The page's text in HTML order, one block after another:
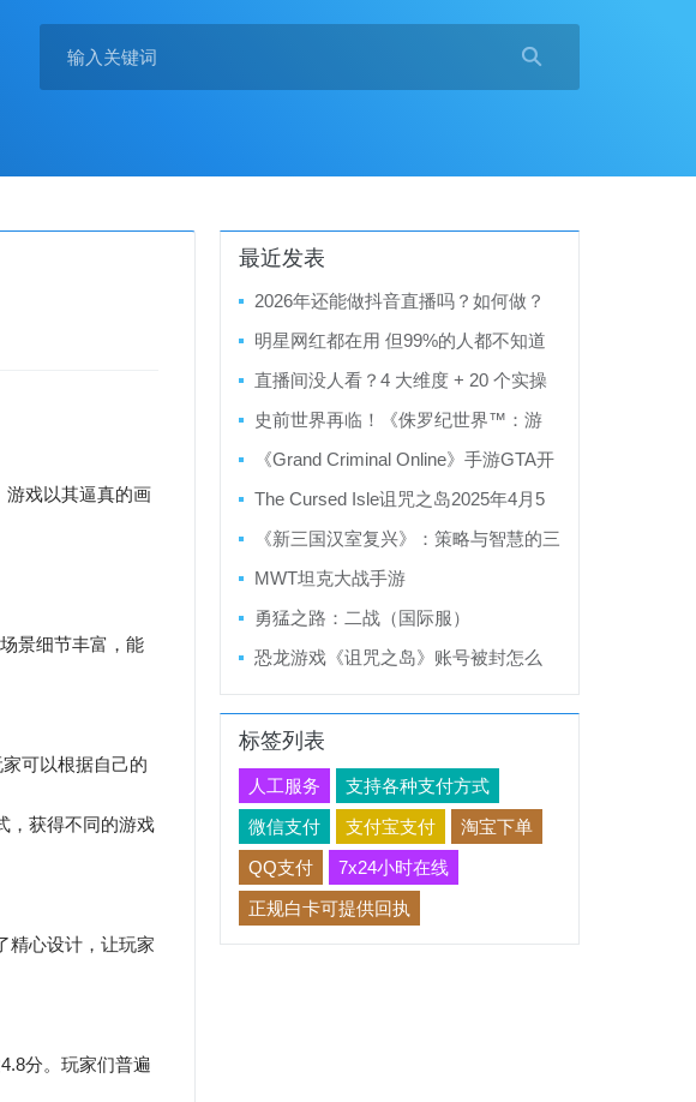

游戏以其逼真的画
景细节丰富，能
可以根据自己的
，获得不同的游戏
精心设计，让玩家
分。玩家们普遍
最近发表
2026年还能做抖音直播吗？如何做？
什么是不上榜人气？
明星网红都在用 但99%的人都不知道
的流量黑科技！
直播间没人看？4 大维度 + 20 个实操
技巧，从 0 到万粉快速起量
史前世界再临！《侏罗纪世界™：游
戏》开启你的恐龙帝国篇章
《Grand Criminal Online》手游GTA开
放世界犯罪题材手游的全新体验
The Cursed Isle诅咒之岛2025年4月5
日最新更新版本
《新三国汉室复兴》：策略与智慧的三
国争霸之旅
MWT坦克大战手游
勇猛之路：二战（国际服）
恐龙游戏《诅咒之岛》账号被封怎么
标签列表
人工服务
支持各种支付方式
微信支付
支付宝支付
淘宝下单
QQ支付
7x24小时在线
正规白卡可提供回执